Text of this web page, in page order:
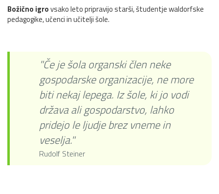
Božično igrovsako leto pripravijo starši, študentje waldorfske
pedagogike, učenci in učitelji šole.
"Če je šola organski člen neke
gospodarske organizacije, ne more
biti nekaj lepega. Iz šole, ki jo vodi
država ali gospodarstvo, lahko
pridejo le ljudje brez vneme in
veselja."
Rudolf Steiner